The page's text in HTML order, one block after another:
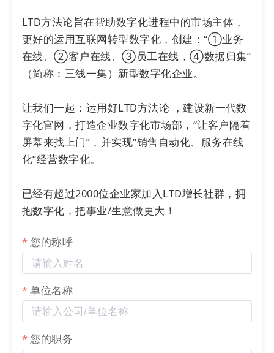
数字化转型是中小型企业提升竞争力、拓展市场、优
化运营、降本增效的重要途径，对于适应社会发展具
有重要意义，它不仅是中小企业融入数字化新生活、
参与网络强国建设的关键，也是创造高质量就业机会
思路，帮助企业数字化变革，提高经济效率和创新活
力，增强市场竞争力。
未来，LTD营销枢纽
通讯设备制造方向的解决方案能力，帮助中小企业完
成数字化转型，共同迈向无限的数字化未来。
关于我们：
LTD，22集团旗下公司，22集团起源于1999年的第
一商务，始终坚持“让生意变简单”的使命，为客户实
现：“营销有SaaS中台，链接有
客户找上门，销售自动化，服务在线化。”助力您靠
LTD方法论旨在帮助数字化进程中的市场主体，
更好的运用互联网转型数字化，创建：“①业务
在线、②客户在线、③员工在线，④数据归集”
（简称：三线一集）新型数字化企业。
让我们一起：运用好LTD方法论 ，建设新一代数
字化官网，打造企业数字化市场部，“让客户隔着
屏幕来找上门”，并实现“销售自动化、服务在线
化”经营数字化。
已经有超过2000位企业家加入LTD增长社群，拥
抱数字化，把事业/生意做更大！
您的称呼
单位名称
您的职务